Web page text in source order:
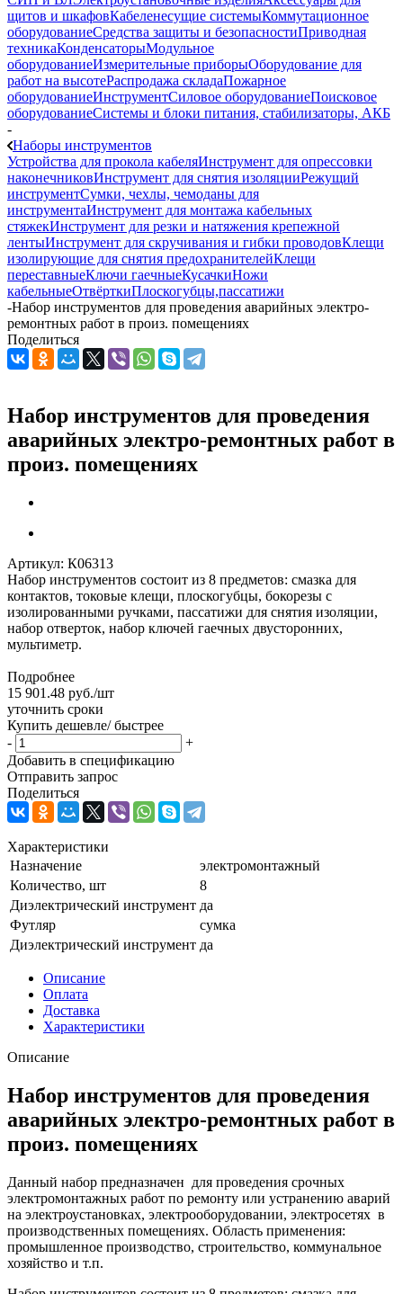
щитов и шкафовКабеленесущие системыКоммутационное
оборудованиеСредства защиты и безопасностиПриводная
техникаКонденсаторыМодульное
оборудованиеИзмерительные приборыОборудование для
работ на высотеРаспродажа складаПожарное
оборудованиеИнструментСиловое оборудованиеПоисковое
оборудованиеСистемы и блоки питания, стабилизаторы, АКБ
-
Наборы инструментов
Устройства для прокола кабеляИнструмент для опрессовки
наконечниковИнструмент для снятия изоляцииРежущий
инструментСумки, чехлы, чемоданы для
инструментаИнструмент для монтажа кабельных
стяжекИнструмент для резки и натяжения крепежной
лентыИнструмент для скручивания и гибки проводовКлещи
изолирующие для снятия предохранителейКлещи
переставныеКлючи гаечныеКусачкиНожи
кабельныеОтвёрткиПлоскогубцы,пассатижи
-Набор инструментов для проведения аварийных электро-
ремонтных работ в произ. помещениях
Поделиться
Набор инструментов для проведения
аварийных электро-ремонтных работ в
произ. помещениях
Артикул: К06313
Набор инструментов состоит из 8 предметов: cмазка для
контактов, токовые клещи, плоскогубцы, бокорезы с
изолированными ручками, пассатижи для снятия изоляции,
набор отверток, набор ключей гаечных двусторонних,
мультиметр.
Подробнее
15 901.48 руб./шт
уточнить сроки
Купить дешевле/ быстрее
-
+
Добавить в спецификацию
Отправить запрос
Поделиться
Характеристики
Назначение
электромонтажный
Количество, шт
8
Диэлектрический инструмент да
Футляр
сумка
Диэлектрический инструмент да
Описание
Оплата
Доставка
Характеристики
Описание
Набор инструментов для проведения
аварийных электро-ремонтных работ в
произ. помещениях
Данный набор предназначен для проведения срочных
электромонтажных работ по ремонту или устранению аварий
на электроустановках, электрооборудовании, электросетях в
производственных помещениях. Область применения:
промышленное производство, строительство, коммунальное
хозяйство и т.п.